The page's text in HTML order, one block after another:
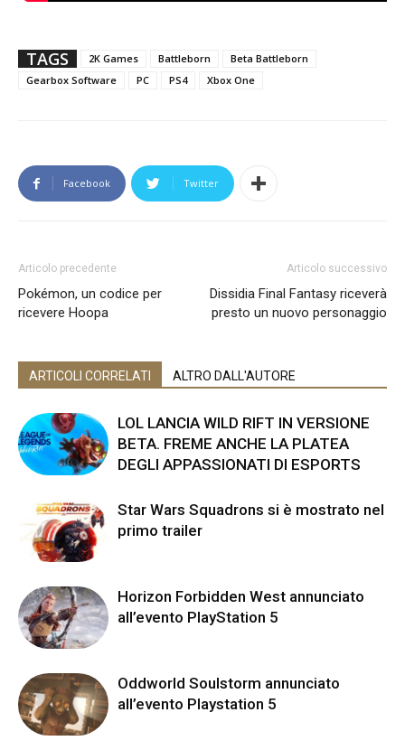
TAGS 2K Games Battleborn
Beta Battleborn
Gearbox Software
PC PS4 Xbox One
Facebook Twitter
Articolo precedente
Pokémon, un codice per
ricevere Hoopa
Articolo successivo
Dissidia Final Fantasy riceverà
presto un nuovo personaggio
ARTICOLI CORRELATI ALTRO DALL'AUTORE
LOL LANCIA WILD RIFT IN VERSIONE
BETA. FREME ANCHE LA PLATEA
DEGLI APPASSIONATI DI ESPORTS
Star Wars Squadrons si è mostrato nel
primo trailer
Horizon Forbidden West annunciato
all’evento PlayStation 5
Oddworld Soulstorm annunciato
all’evento Playstation 5